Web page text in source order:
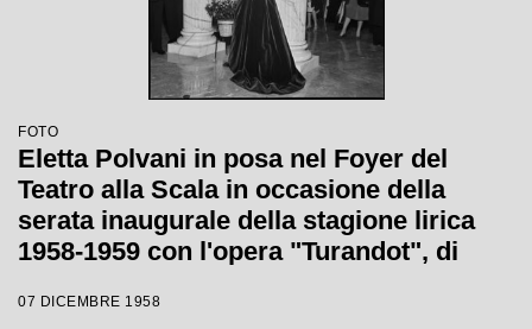
FOTO
Eletta Polvani in posa nel Foyer del
Teatro alla Scala in occasione della
serata inaugurale della stagione lirica
1958-1959 con l'opera "Turandot", di
Votto con la regia di Margherita
07 DICEMBRE 1958